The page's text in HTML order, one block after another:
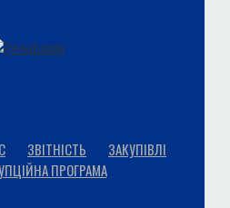
ЗВІТНІСТЬ
ЗАКУПІВЛІ
ПРОГРАМА